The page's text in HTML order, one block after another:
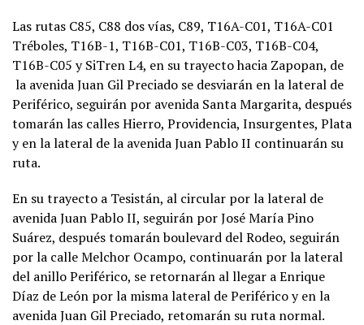
Las rutas C85, C88 dos vías, C89, T16A-C01, T16A-C01
Tréboles, T16B-1, T16B-C01, T16B-C03, T16B-C04,
T16B-C05 y SiTren L4, en su trayecto hacia Zapopan, de
la avenida Juan Gil Preciado se desviarán en la lateral de
Periférico, seguirán por avenida Santa Margarita, después
tomarán las calles Hierro, Providencia, Insurgentes, Plata
y en la lateral de la avenida Juan Pablo II continuarán su
ruta.
En su trayecto a Tesistán, al circular por la lateral de
avenida Juan Pablo II, seguirán por José María Pino
Suárez, después tomarán boulevard del Rodeo, seguirán
por la calle Melchor Ocampo, continuarán por la lateral
del anillo Periférico, se retornarán al llegar a Enrique
Díaz de León por la misma lateral de Periférico y en la
avenida Juan Gil Preciado, retomarán su ruta normal.